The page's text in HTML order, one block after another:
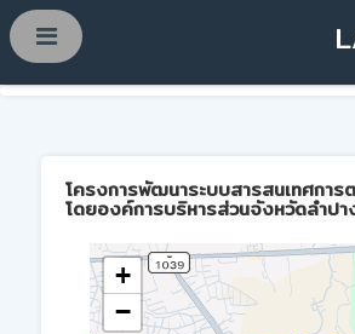
โครงการพัฒนาระบบสารสนเทศการ
โดยองค์การบริหารส่วนจังหวัดลำป
+
−